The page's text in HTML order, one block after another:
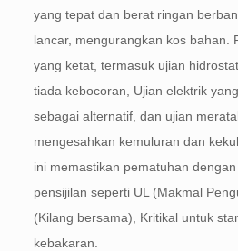
yang tepat dan berat ringan
lancar, mengurangkan kos bahan.
yang ketat, termasuk ujian
tiada kebocoran, Ujian elektrik
sebagai alternatif, dan ujian
mengesahkan kemuluran dan
ini memastikan pematuhan
pensijilan seperti UL (Makmal
(Kilang bersama), Kritikal untuk
kebakaran.